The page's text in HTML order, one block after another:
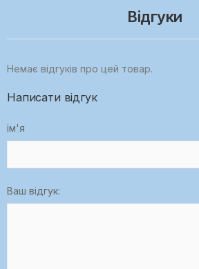
Відгуки
Немає відгуків про цей товар.
Написати відгук
ім'я
Ваш відгук: